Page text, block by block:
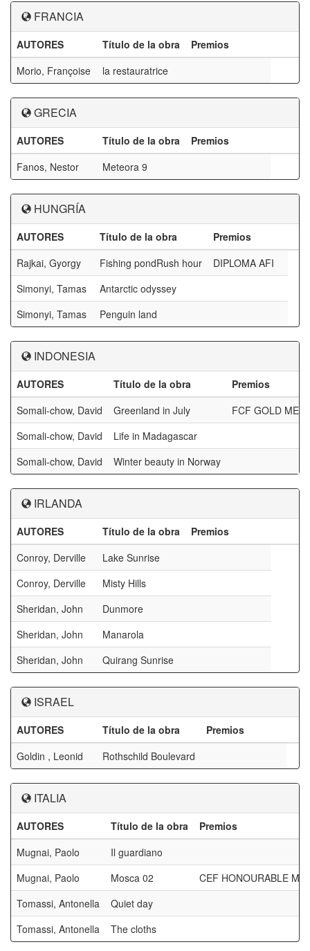
FRANCIA
AUTORES Título de la obra
Premios
Morio, Françoise
la restauratrice
GRECIA
AUTORES Título de la obra
Premios
Fanos, Nestor
Meteora 9
HUNGRÍA
AUTORES Título de la obra
Premios
Rajkai, Gyorgy
Fishing pondRush hour
DIPLOMA AFI
Simonyi, Tamas
Antarctic odyssey
Simonyi, Tamas
Penguin land
INDONESIA
AUTORES Título de la obra
Premios
Somali-chow, David
Greenland in July
FCF GOLD
Somali-chow, David
Life in Madagascar
Somali-chow, David
Winter beauty in Norway
IRLANDA
AUTORES Título de la obra
Premios
Conroy, Derville
Lake Sunrise
Conroy, Derville
Misty Hills
Sheridan, John
Dunmore
Sheridan, John
Manarola
Sheridan, John
Quirang Sunrise
ISRAEL
AUTORES Título de la obra
Premios
Goldin , Leonid
Rothschild Boulevard
ITALIA
AUTORES Título de la obra
Premios
Mugnai, Paolo
Il guardiano
Mugnai, Paolo
Mosca 02
CEF HONOURABLE
Tomassi, Antonella
Quiet day
Tomassi, Antonella
The cloths